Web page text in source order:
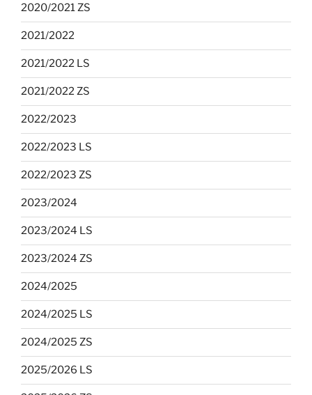
2020/2021 ZS
2021/2022
2021/2022 LS
2021/2022 ZS
2022/2023
2022/2023 LS
2022/2023 ZS
2023/2024
2023/2024 LS
2023/2024 ZS
2024/2025
2024/2025 LS
2024/2025 ZS
2025/2026 LS